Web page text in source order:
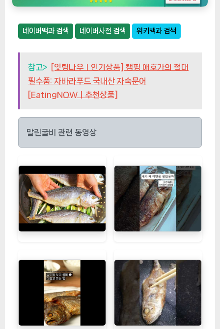
네이버백과 검색 네이버사전 검색 위키백과 검색
참고> [잇팅나우ㅣ인기상품] 캠핑 애호가의 절대
필수품: 자바라푸드 국내산 자숙문어
[EatingNOWㅣ추천상품]
말린굴비 관련 동영상